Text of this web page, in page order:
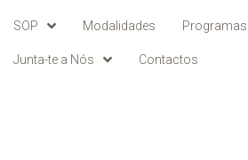
SOP Modalidades Programas
Junta-te a Nós Contactos